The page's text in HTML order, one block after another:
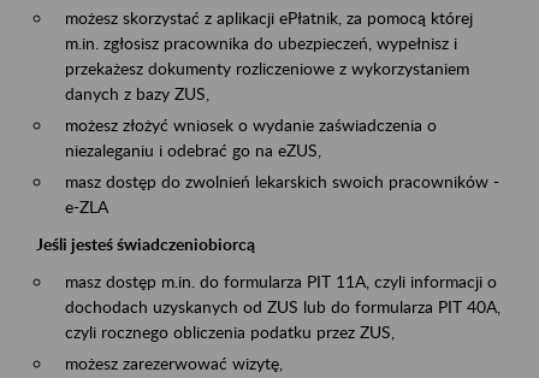
możesz skorzystać z aplikacji ePłatnik, za pomocą której
m.in. zgłosisz pracownika do ubezpieczeń, wypełnisz i
przekażesz dokumenty rozliczeniowe z wykorzystaniem
danych z bazy ZUS,
możesz złożyć wniosek o wydanie zaświadczenia o
niezaleganiu i odebrać go na eZUS,
masz dostęp do zwolnień lekarskich swoich pracowników -
e-ZLA
Jeśli jesteś świadczeniobiorcą
masz dostęp m.in. do formularza PIT 11A, czyli informacji o
dochodach uzyskanych od ZUS lub do formularza PIT 40A,
czyli rocznego obliczenia podatku przez ZUS,
możesz zarezerwować wizytę,